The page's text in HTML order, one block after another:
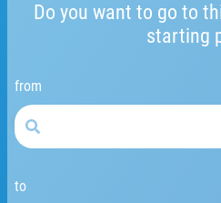
Do you want to go to
starting
from
to